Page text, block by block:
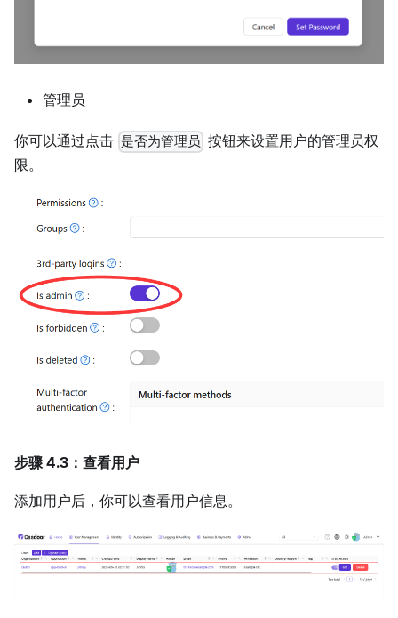
管理员
你可以通过点击 是否为管理员 按钮来设置用户的管理员权
限。
步骤 4.3：查看用户
添加用户后，你可以查看用户信息。